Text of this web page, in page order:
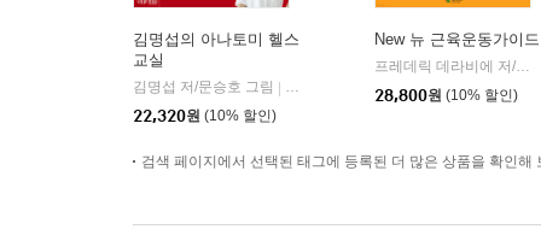
김명섭의 아나토미 헬스
교실
김명섭 저/문승호 그림
싸이프레스
22,320원 (10% 할인)
New 뉴 근육운동가이드
프레데릭 데라비에 저/정구중,이창섭 공역
28,800원 (10% 할인)
검색 페이지에서 선택된 태그에 등록된 더 많은 상품을 확인해